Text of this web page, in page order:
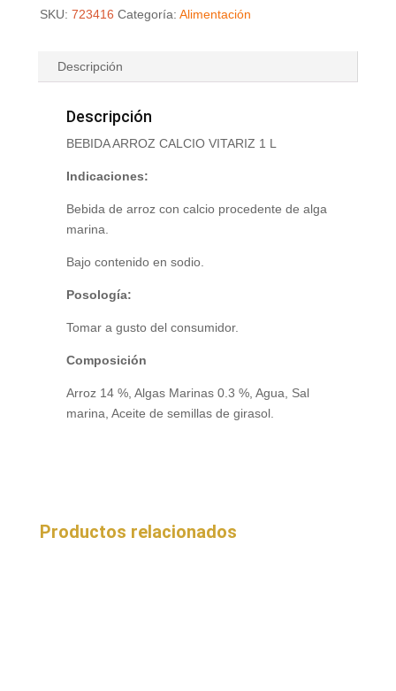
SKU: 723416 Categoría: Alimentación
Descripción
Descripción
BEBIDA ARROZ CALCIO VITARIZ 1 L
Indicaciones:
Bebida de arroz con calcio procedente de alga
marina.
Bajo contenido en sodio.
Posología:
Tomar a gusto del consumidor.
Composición
Arroz 14 %, Algas Marinas 0.3 %, Agua, Sal
marina, Aceite de semillas de girasol.
Productos relacionados